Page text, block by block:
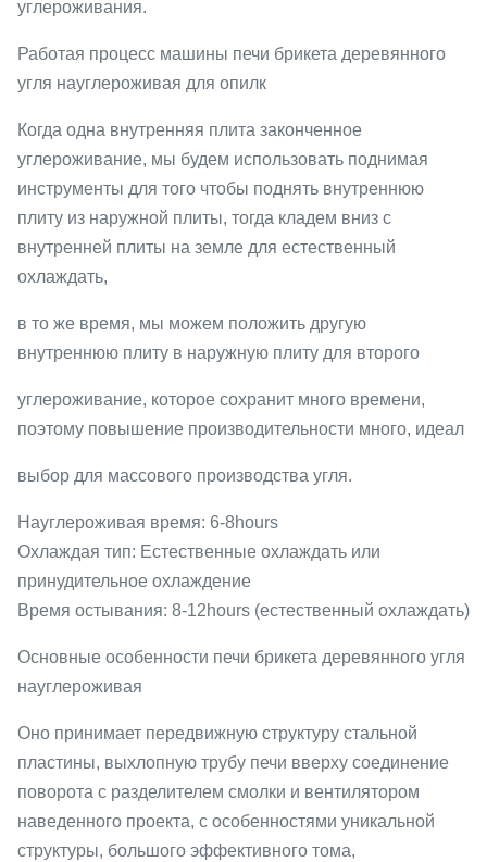
углероживания.
Работая процесс машины печи брикета деревянного
угля науглероживая для опилк
Когда одна внутренняя плита законченное
углероживание, мы будем использовать поднимая
инструменты для того чтобы поднять внутреннюю
плиту из наружной плиты, тогда кладем вниз с
внутренней плиты на земле для естественный
охлаждать,
в то же время, мы можем положить другую
внутреннюю плиту в наружную плиту для второго
углероживание, которое сохранит много времени,
поэтому повышение производительности много, идеал
выбор для массового производства угля.
Науглероживая время: 6-8hours
Охлаждая тип: Естественные охлаждать или
принудительное охлаждение
Время остывания: 8-12hours (естественный охлаждать)
Основные особенности печи брикета деревянного угля
науглероживая
Оно принимает передвижную структуру стальной
пластины, выхлопную трубу печи вверху соединение
поворота с разделителем смолки и вентилятором
наведенного проекта, с особенностями уникальной
структуры, большого эффективного тома,